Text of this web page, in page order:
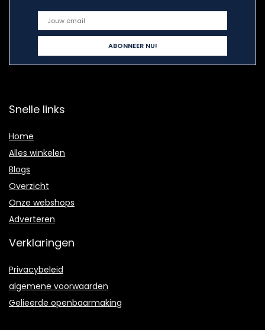
Snelle links
Home
Alles winkelen
Blogs
Overzicht
Onze webshops
Adverteren
Verklaringen
Privacybeleid
algemene voorwaarden
Gelieerde openbaarmaking